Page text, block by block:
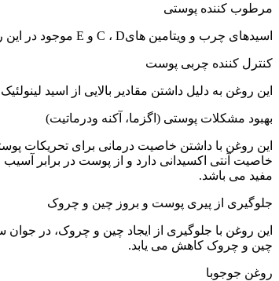
مرطوب کننده پوستی
اسیدهای چرب و ویتامین هایC ، D و E موجود در این روغن، آن را به یک مرطوب کننده فوق العاده تبدیل می کنند که به راحتی توسط پوست جذب می شود.
کنترل کننده چربی پوست
این روغن به دلیل داشتن مقادیر بالایی از اسید
بهبود مشکلات پوستی (اگزما، آکنه ودرماتیت)
خاصیت آنتی اکسیدانی دارد و از پوست در برابر آسیب
مفید می باشد.
جلوگیری از پیری پوست و بروز چین و چروک
این روغن با جلوگیری از ایجاد چین و چروک، در
چین و چروک کاهش می یابد.
روغن جوجوبا